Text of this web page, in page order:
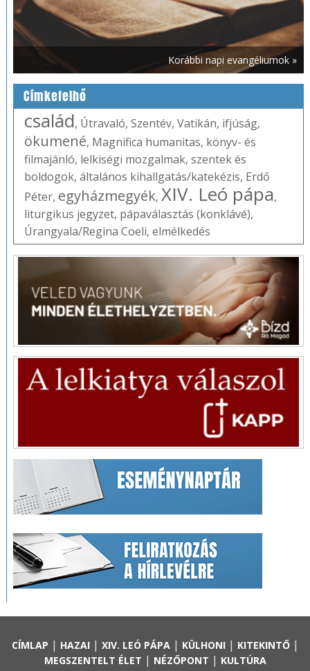
Korábbi napi evangéliumok »
Címkefelhő
család, Útravaló, Szentév, Vatikán, ifjúság,
ökumené, Magnifica humanitas, könyv- és
filmajánló, lelkiségi mozgalmak, szentek és
boldogok, általános kihallgatás/katekézis, Erdő
Péter, egyházmegyék, XIV. Leó pápa,
liturgikus jegyzet, pápaválasztás (konklávé),
Úrangyala/Regina Coeli, elmélkedés
CÍMLAP | HAZAI | XIV. LEÓ PÁPA| KÜLHONI | KITEKINTŐ|
MEGSZENTELT ÉLET | NÉZŐPONT | KULTÚRA